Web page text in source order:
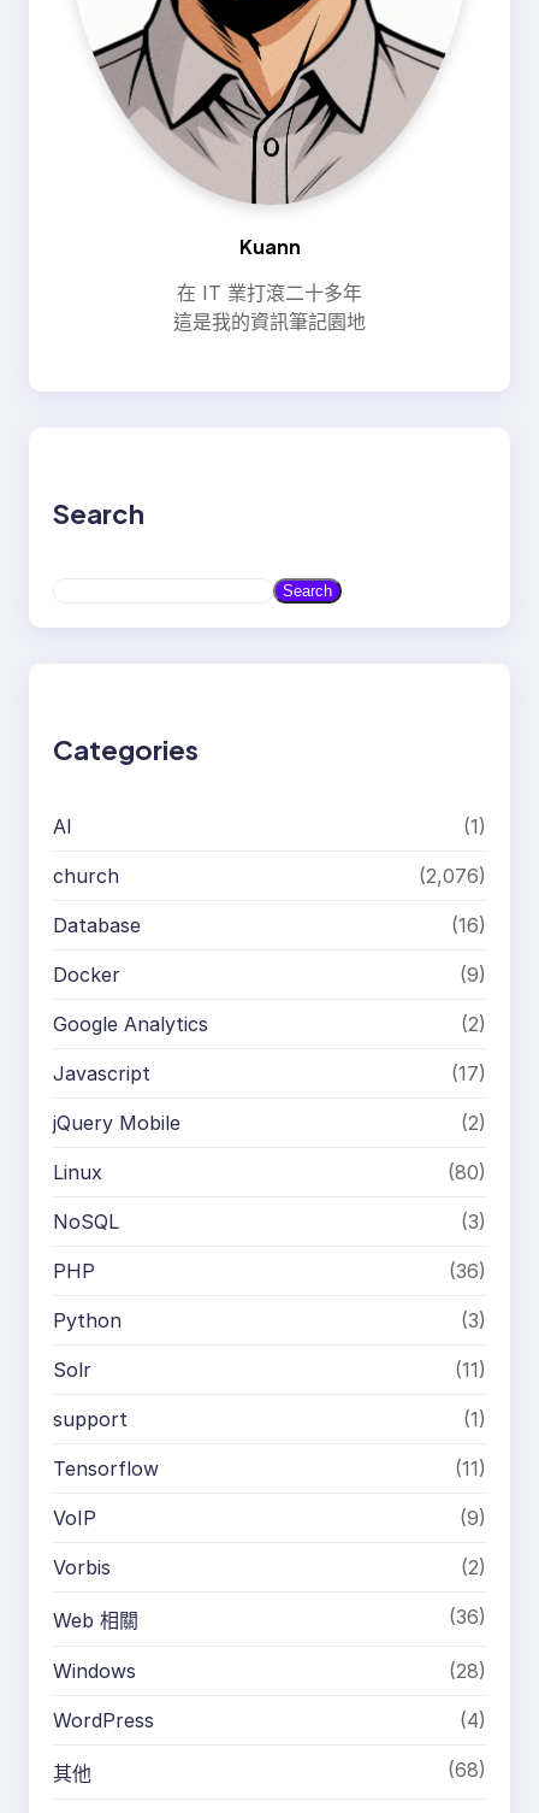
Kuann
在 IT 業打滾二十多年
這是我的資訊筆記園地
Search
Search
Categories
AI (1)
church (2,076)
Database (16)
Docker (9)
Google Analytics (2)
Javascript (17)
jQuery Mobile (2)
Linux (80)
NoSQL (3)
PHP (36)
Python (3)
Solr (11)
support (1)
Tensorflow (11)
VoIP (9)
Vorbis (2)
Web 相關 (36)
Windows (28)
WordPress (4)
其他 (68)